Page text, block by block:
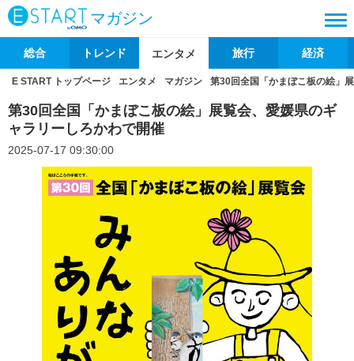
マガジン
総合 トレンド エンタメ 旅行 経済
E START トップページ エンタメ マガジン 第30回全国「かまぼこ板の絵」
第30回全国「かまぼこ板の絵」展覧会、愛媛県のギ
ャラリーしろかわで開催
2025-07-17 09:30:00